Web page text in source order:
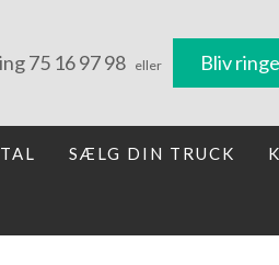
75 16 97 98 eller Bliv
SÆLG DIN TRUCK